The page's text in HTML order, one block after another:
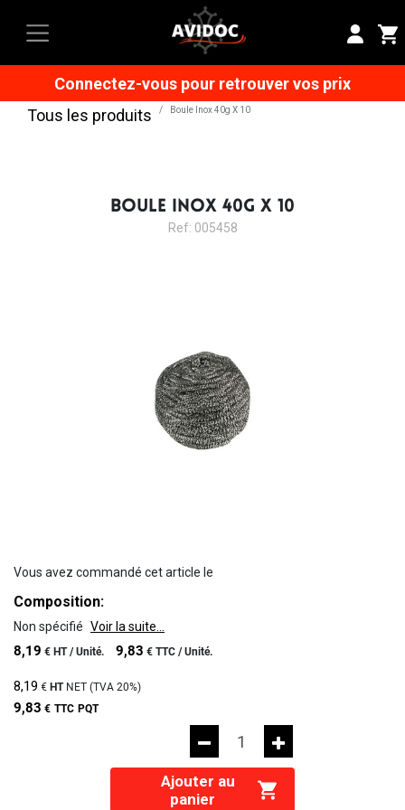
Connectez-vous pour retrouver vos prix
Tous les produits
Boule Inox 40g X 10
BOULE INOX 40G X 10
Ref: 005458
Vous avez commandé cet article le
Composition:
Non spécifié Voir la suite...
8,19 € HT /Unité. 9,83 € TTC /Unité.
8,19 € HTNET (TVA 20%)
9,83 € TTC PQT
Ajouter au
panier